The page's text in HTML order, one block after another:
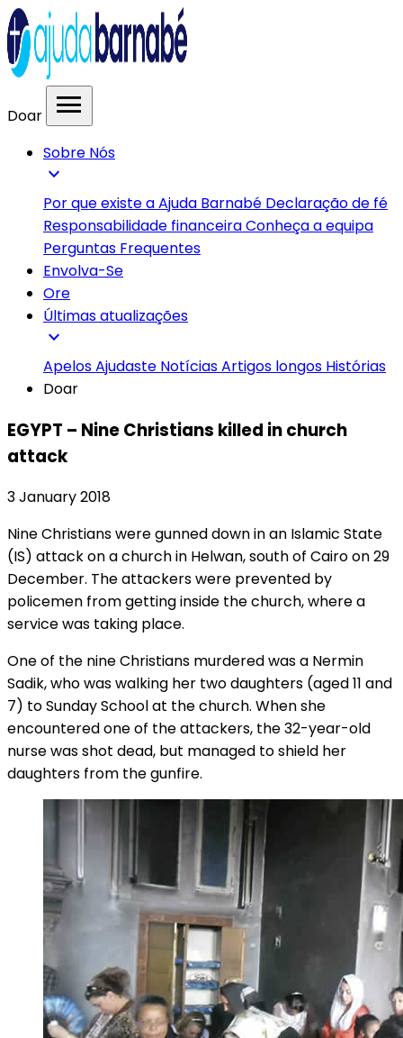
Doar menu
Sobre Nós
expand_more
Por que existe a Ajuda Barnabé Declaração de fé
Responsabilidade financeiraConheça a equipa
Perguntas Frequentes
Envolva-Se
Ore
Últimas atualizações
expand_more
ApelosAjudaste NotíciasArtigos longos Histórias
Doar
EGYPT – Nine Christians killed in church
attack
3 January 2018
Nine Christians were gunned down in an Islamic State
(IS) attack on a church in Helwan, south of Cairo on 29
December. The attackers were prevented by
policemen from getting inside the church, where a
service was taking place.
One of the nine Christians murdered was a Nermin
Sadik, who was walking her two daughters (aged 11 and
7) to Sunday School at the church. When she
encountered one of the attackers, the 32-year-old
nurse was shot dead, but managed to shield her
daughters from the gunfire.